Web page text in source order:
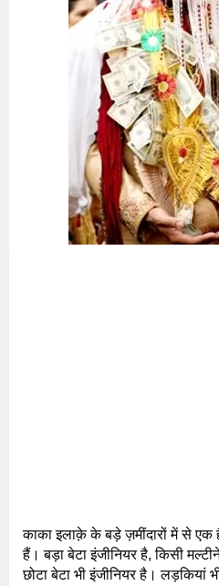
काका इलाक़े के बड़े ज़मींदारों में से एक
हैं। बड़ा बेटा इंजीनियर है, किसी
छोटा बेटा भी इंजीनियर है। लड़कियां